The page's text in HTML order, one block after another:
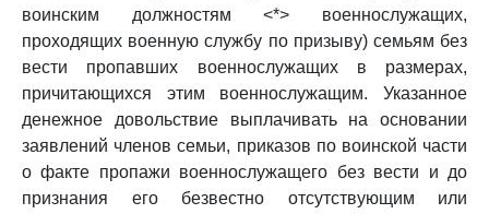
воинским должностям <*> военнослужащих,
проходящих военную службу по призыву) семьям без
вести пропавших военнослужащих в размерах,
причитающихся этим военнослужащим. Указанное
денежное довольствие выплачивать на основании
заявлений членов семьи, приказов по воинской части
о факте пропажи военнослужащего без вести и до
признания его безвестно отсутствующим или